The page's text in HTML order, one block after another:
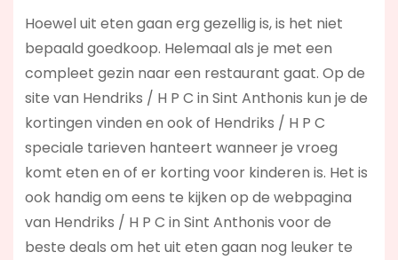
Hoewel uit eten gaan erg gezellig is, is het niet
bepaald goedkoop. Helemaal als je met een
compleet gezin naar een restaurant gaat. Op de
site van Hendriks / H P C in Sint Anthonis kun je de
kortingen vinden en ook of Hendriks / H P C
speciale tarieven hanteert wanneer je vroeg
komt eten en of er korting voor kinderen is. Het is
ook handig om eens te kijken op de webpagina
van Hendriks / H P C in Sint Anthonis voor de
beste deals om het uit eten gaan nog leuker te